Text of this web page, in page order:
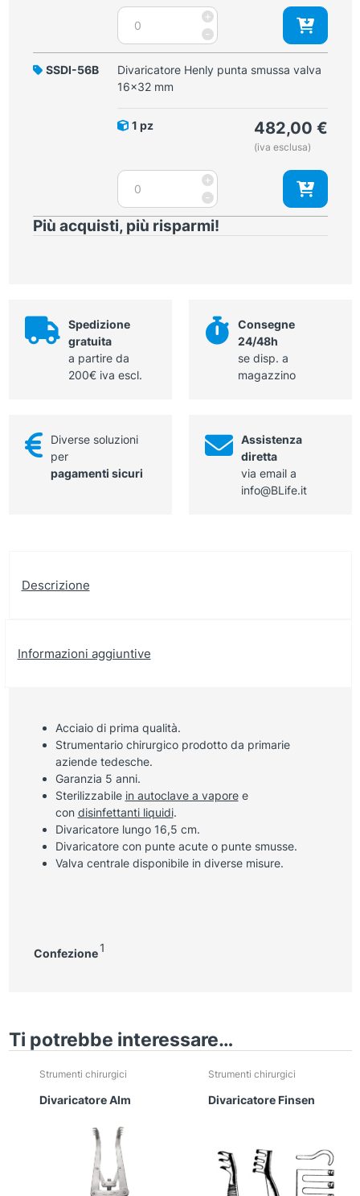
-
Divaricatore
Henly
punta
smussa
valva
quantità
+
SSDI-56B
Divaricatore Henly punta smussa valva
16x32 mm
1 pz 482,00 €
(iva esclusa)
-
Divaricatore
Henly
punta
smussa
+
Più acquisti, più risparmi!
Spedizione
gratuita
a partire da
200€ iva escl.
Consegne
24/48h
se disp. a
magazzino
Diverse soluzioni
per
pagamenti sicuri
Assistenza
diretta
via email a
info@BLife.it
Descrizione
Informazioni aggiuntive
Acciaio di prima qualità.
Strumentario chirurgico prodotto da primarie
aziende tedesche.
Garanzia 5 anni.
Sterilizzabile in autoclave a vaporee
con disinfettanti liquidi.
Divaricatore lungo 16,5 cm.
Divaricatore con punte acute o punte smusse.
Valva centrale disponibile in diverse misure.
Confezione 1
Ti potrebbe interessare…
Strumenti chirurgici
Divaricatore Alm
Strumenti chirurgici
Divaricatore Finsen